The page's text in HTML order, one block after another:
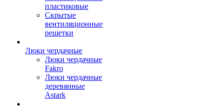
пластиковые
Скрытые
вентиляционные
решетки
Люки чердачные
Люки чердачные
Fakro
Люки чердачные
деревянные
Astark